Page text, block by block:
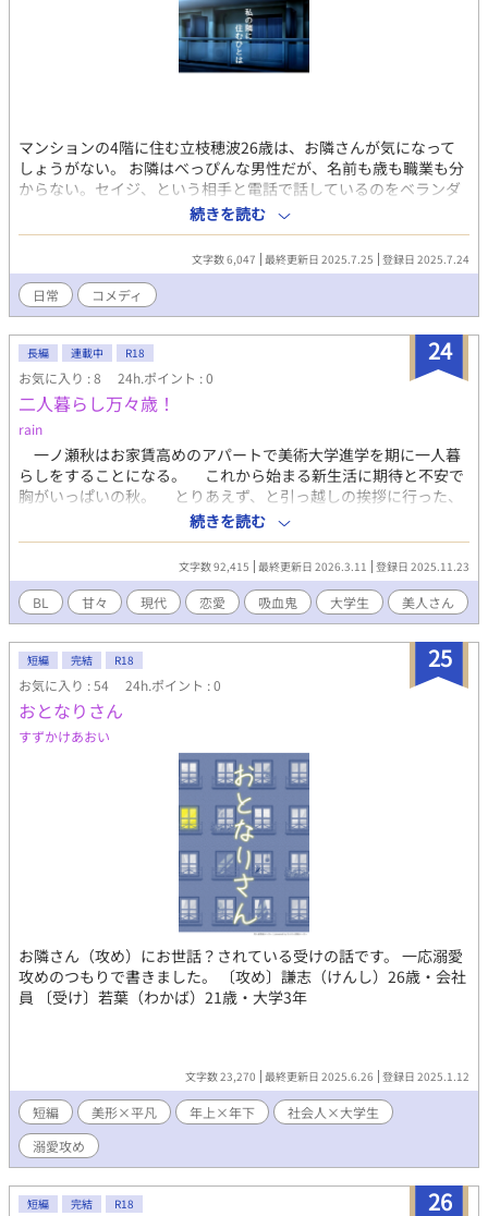
マンションの4階に住む立枝穂波26歳は、お隣さんが気になって
しょうがない。 お隣はべっぴんな男性だが、名前も歳も職業も分
からない。セイジ、という相手と電話で話しているのをベランダ
越しに聞いて、恋人ではないか、と疑うが── ショートショート
です が、気が向いたら続き書くかもしれないです(笑)
続きを読む
文字数 6,047 最終更新日 2025.7.25 登録日 2025.7.24
日常 コメディ
24
長編 連載中 R18
お気に入り : 8 24h.ポイント : 0
二人暮らし万々歳！
rain
一ノ瀬秋はお家賃高めのアパートで美術大学進学を期に一人暮
らしをすることになる。 これから始まる新生活に期待と不安で
胸がいっぱいの秋。 とりあえず、と引っ越しの挨拶に行った、
お隣さんは超美形の眼鏡のお兄さんで秋は彼に見とれてしまう。
美しいものを描きたくなる悪癖を持つ秋は、いつかこの人を描
いてみたい。 そう心底思うのだった。 お隣のお兄さんに会う
度にその欲求が秋の中で深まる。 しかし、そんなお兄さんが疲
れのせいで食欲が無く、エナジーゼリ―で食事を済ませていると
告白する。 そのことを心配した秋は毎晩お兄さんに不器用な手
料理を振る舞うことに。 しかし、秋の行動力むなしくお兄さん
はどんどんやつれていく、というか老け込んでいく。 心配でた
まらない秋が、何か病気でもあるのか？ と訊ねると、お兄さん
は信じてもらえないかもしれないけど、と語り出した。 お兄さ
んいわく、彼は吸血鬼であるとのこと。 加えて最近人間の生き
血を吸っていないのでエネルギーを消耗してしまい、若さを保て
なくなってきている、と言う。 美麗なお兄さんを描きたい秋
は、じゃあ、俺の血を吸って下さい！ と宣言してしまい、それ
をきっかけにお兄さんと超親密な関係になる。 平凡な美大生と
超美形吸血鬼コンビのほのぼの生活、開幕！
続きを読む
文字数 92,415 最終更新日 2026.3.11 登録日 2025.11.23
BL 甘々 現代 恋愛 吸血鬼 大学生 美人さん
25
短編 完結 R18
お気に入り : 54 24h.ポイント : 0
おとなりさん
すずかけあおい
お隣さん（攻め）にお世話？されている受けの話です。 一応溺愛
攻めのつもりで書きました。 〔攻め〕謙志（けんし）26歳・会社
員 〔受け〕若葉（わかば）21歳・大学3年
文字数 23,270 最終更新日 2025.6.26 登録日 2025.1.12
短編 美形×平凡 年上×年下
社会人×大学生
溺愛攻め
26
短編 完結 R18